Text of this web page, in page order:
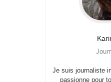
Je suis journaliste
passionne pour